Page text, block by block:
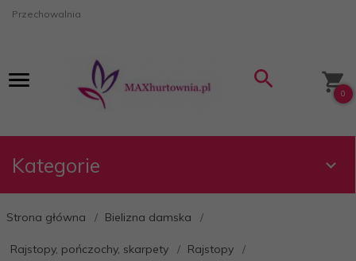
Przechowalnia
0
Kategorie
Strona główna Bielizna damska
Rajstopy, pończochy, skarpety Rajstopy